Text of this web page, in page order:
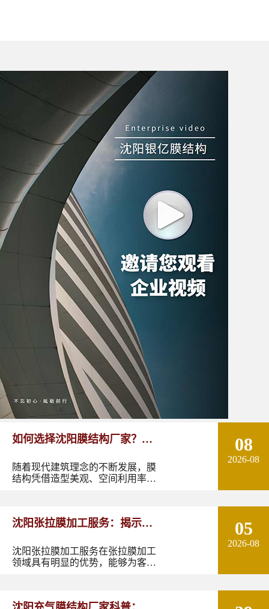
如何选择沈阳膜结构厂家？从
设计能力到施工质量多方面了
解！
随着现代建筑理念的不断发展，膜
结构凭借造型美观、空间利用率
施等领域的重要建筑形式。
08
2026-08
沈阳张拉膜加工服务：揭示张
拉膜加工的实用优势
沈阳张拉膜加工服务在张拉膜加工
领域具有明显的优势，能够为客户
05
2026-08